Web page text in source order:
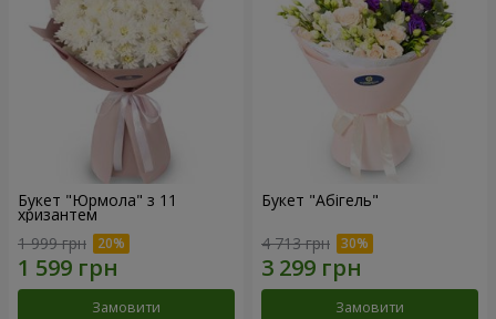
Букет "Юрмола" з 11
хризантем
1 999 грн
Замовити
Букет "Абігель"
4 713 грн
Замовити